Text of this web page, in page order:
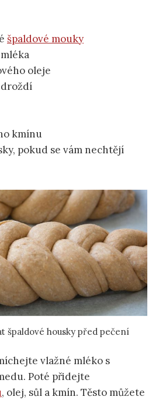
špaldové mouky
oleje
droždí
kmínu
pokud se vám nechtějí
špaldové housky před pečení
vlažné mléko s
Poté přidejte
, olej, sůl a kmín. Těsto můžete